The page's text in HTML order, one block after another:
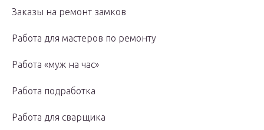
Заказы на ремонт замков
Работа для мастеров по ремонту
Работа «муж на час»
Работа подработка
Работа для сварщика